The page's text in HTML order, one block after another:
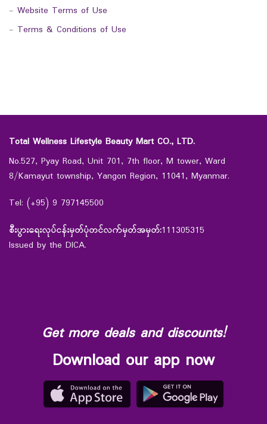
- Website Terms of Use
- Terms & Conditions of Use
Total Wellness Lifestyle Beauty Mart CO., LTD.
No.527, Pyay Road, Unit 701, 7th floor, M tower, Ward
8/Kamayut township, Yangon Region, 11041, Myanmar.
Tel: (+95) 9 797145500
စီးပွားရေးလုပ်ငန်းမှတ်ပုံတင်လက်မှတ်အမှတ်:111305315
Issued by the DICA.
Get more deals and discounts!
Download our app now